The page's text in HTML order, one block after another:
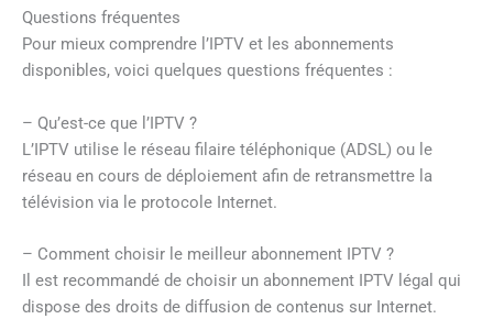
Questions fréquentes
Pour mieux comprendre l’IPTV et les abonnements
disponibles, voici quelques questions fréquentes :
– Qu’est-ce que l’IPTV ?
L’IPTV utilise le réseau filaire téléphonique (ADSL) ou le
réseau en cours de déploiement afin de retransmettre la
télévision via le protocole Internet.
– Comment choisir le meilleur abonnement IPTV ?
Il est recommandé de choisir un abonnement IPTV légal qui
dispose des droits de diffusion de contenus sur Internet.